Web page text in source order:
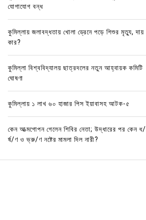
যোগাযোগ বন্ধ
কুমিল্লায় জলাবদ্ধতায় খোলা ড্রেনে পড়ে শিশুর মৃত্যু, দায়
কার?
কুমিল্লা বিশ্ববিদ্যালয় ছাত্রদলের নতুন আহ্বায়ক কমিটি
ঘোষণা
কুমিল্লায় ১ লাখ ৬০ হাজার পিস ইয়াবাসহ আটক-৫
কেন আত্মগোপন গেলেন শিবির নেতা; উদ্ধারের পর কেন ধ/
র্ষ/ণ ও ভ্রু/ণ নষ্টের মামলা দিল নারী?